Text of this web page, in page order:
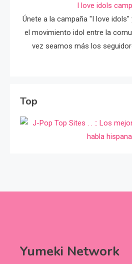
I love idols
Únete a la campaña "I love
el movimiento idol entre la
vez seamos más los
Top
Yumeki Network